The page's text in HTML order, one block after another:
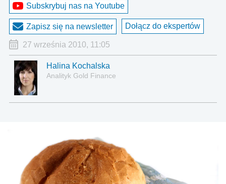
Subskrybuj nas na Youtube
Zapisz się na newsletter Dołącz do ekspertów
27 września 2010, 11:05
Halina Kochalska
Analityk Gold Finance